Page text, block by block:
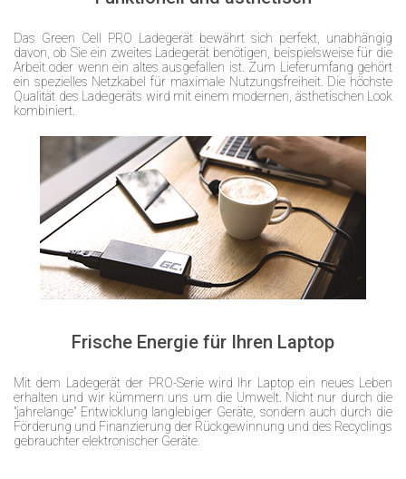
Das Green Cell PRO Ladegerät bewährt sich perfekt, unabhängig
davon, ob Sie ein zweites Ladegerät benötigen, beispielsweise für die
Arbeit oder wenn ein altes ausgefallen ist. Zum Lieferumfang gehört
ein spezielles Netzkabel für maximale Nutzungsfreiheit. Die höchste
Qualität des Ladegeräts wird mit einem modernen, ästhetischen Look
kombiniert.
Frische Energie für Ihren Laptop
Mit dem Ladegerät der PRO-Serie wird Ihr Laptop ein neues Leben
erhalten und wir kümmern uns um die Umwelt. Nicht nur durch die
"jahrelange" Entwicklung langlebiger Geräte, sondern auch durch die
Förderung und Finanzierung der Rückgewinnung und des Recyclings
gebrauchter elektronischer Geräte.